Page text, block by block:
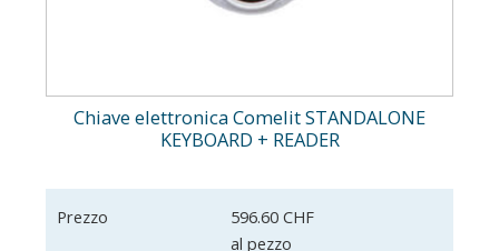
Chiave elettronica Comelit STANDALONE
KEYBOARD + READER
Prezzo
596.60 CHF
al pezzo